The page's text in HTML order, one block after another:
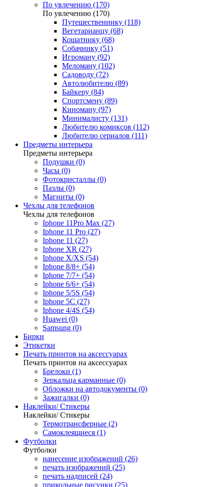
По увлечению (170)
По увлечению (170)
Путешественнику (118)
Вегетарианцу (68)
Кошатнику (68)
Собачнику (51)
Игроману (92)
Меломану (102)
Садоводу (72)
Автолюбителю (89)
Байкеру (84)
Спортсмену (89)
Киноману (97)
Минималисту (131)
Любителю комиксов (112)
Любителю сериалов (111)
Предметы интерьера
Предметы интерьера
Подушки (0)
Часы (0)
Фотокристаллы (0)
Пазлы (0)
Магниты (0)
Чехлы для телефонов
Чехлы для телефонов
Iphone 11Pro Max (27)
Iphone 11 Pro (27)
Iphone 11 (27)
Iphone XR (27)
Iphone X/XS (54)
Iphone 8/8+ (54)
Iphone 7/7+ (54)
Iphone 6/6+ (54)
Iphone 5/5S (54)
Iphone 5C (27)
Iphone 4/4S (54)
Huawei (0)
Samsung (0)
Бирки
Этикетки
Печать принтов на аксессуарах
Печать принтов на аксессуарах
Брелоки (1)
Зеркальца карманные (0)
Обложки на автодокументы (0)
Зажигалки (0)
Наклейки/ Стикеры
Наклейки/ Стикеры
Термотрансферные (2)
Самоклеящиеся (1)
Футболки
Футболки
нанесение изображений (26)
печать изображений (25)
печать надписей (24)
прикольные рисунки (25)